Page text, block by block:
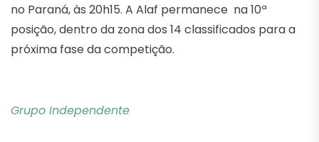
no Paraná, às 20h15. A Alaf permanece na 10ª
posição, dentro da zona dos 14 classificados para a
próxima fase da competição.
Grupo Independente